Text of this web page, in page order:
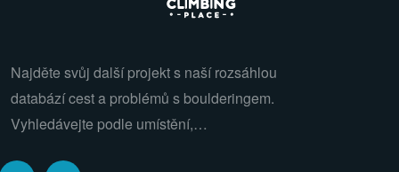
Najděte svůj další projekt s naší rozsáhlou
databází cest a problémů s boulderingem.
Vyhledávejte podle umístění,…